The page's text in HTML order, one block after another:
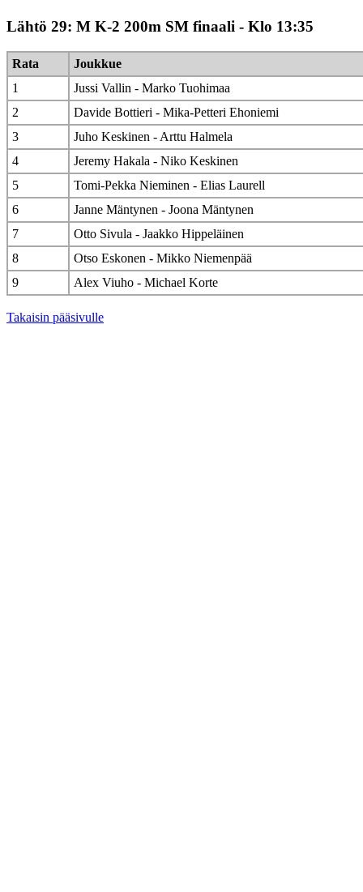
Lähtö 29: M K-2 200m SM finaali - Klo 13:35
Rata
Joukkue
1
Jussi Vallin - Marko Tuohimaa
2
Davide Bottieri - Mika-Petteri Ehoniemi
3
Juho Keskinen - Arttu Halmela
4
Jeremy Hakala - Niko Keskinen
5
Tomi-Pekka Nieminen - Elias Laurell
6
Janne Mäntynen - Joona Mäntynen
7
Otto Sivula - Jaakko Hippeläinen
8
Otso Eskonen - Mikko Niemenpää
9
Alex Viuho - Michael Korte
Takaisin pääsivulle